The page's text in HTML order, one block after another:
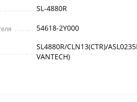
SL-4880R
54618-2Y000
SL4880R/CLN13(CTR)/
VANTECH)